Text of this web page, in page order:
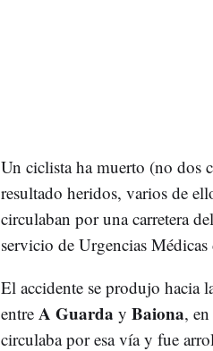
Un ciclista ha muerto (no dos
resultado heridos, varios de
circulaban por una carretera
servicio de Urgencias
El accidente se produjo hacia
entre A Guarda y Baiona,
circulaba por esa vía y fue